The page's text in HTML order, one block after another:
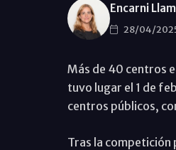
Encarni
28/04/
Más de 40 centros
tuvo lugar el 1 de
centros públicos,
Tras la competición